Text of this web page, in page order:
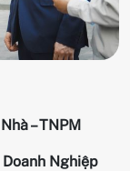
– TNPM
Nghiệp